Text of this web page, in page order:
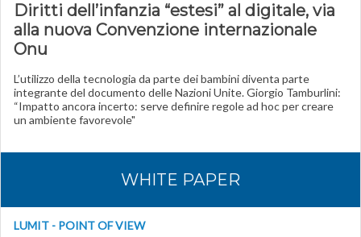
Diritti dell’infanzia “estesi” al digitale, via
alla nuova Convenzione internazionale
Onu
L’utilizzo della tecnologia da parte dei bambini diventa parte
integrante del documento delle Nazioni Unite. Giorgio Tamburlini:
“Impatto ancora incerto: serve definire regole ad hoc per creare
un ambiente favorevole"
WHITE PAPER
LUMIT - POINT OF VIEW